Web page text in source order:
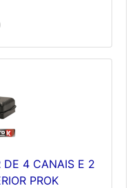
DE 4 CANAIS E 2
PROK